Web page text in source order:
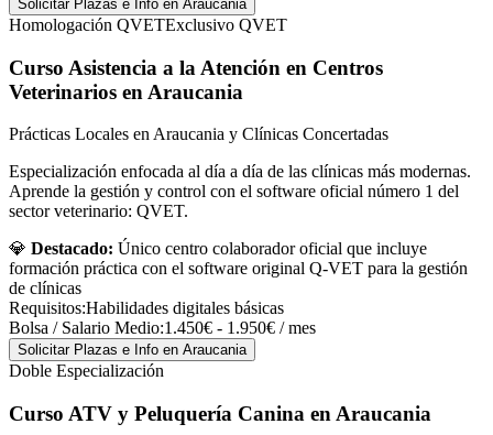
Solicitar Plazas e Info en Araucania
Homologación QVETExclusivo QVET
Curso Asistencia a la Atención en Centros
Veterinarios en Araucania
Prácticas Locales en Araucania y Clínicas Concertadas
Especialización enfocada al día a día de las clínicas más modernas.
Aprende la gestión y control con el software oficial número 1 del
sector veterinario: QVET.
💎 Destacado: Único centro colaborador oficial que incluye
formación práctica con el software original Q-VET para la gestión
de clínicas
Requisitos:Habilidades digitales básicas
Bolsa / Salario Medio:1.450€ - 1.950€ / mes
Solicitar Plazas e Info en Araucania
Doble Especialización
Curso ATV y Peluquería Canina en Araucania